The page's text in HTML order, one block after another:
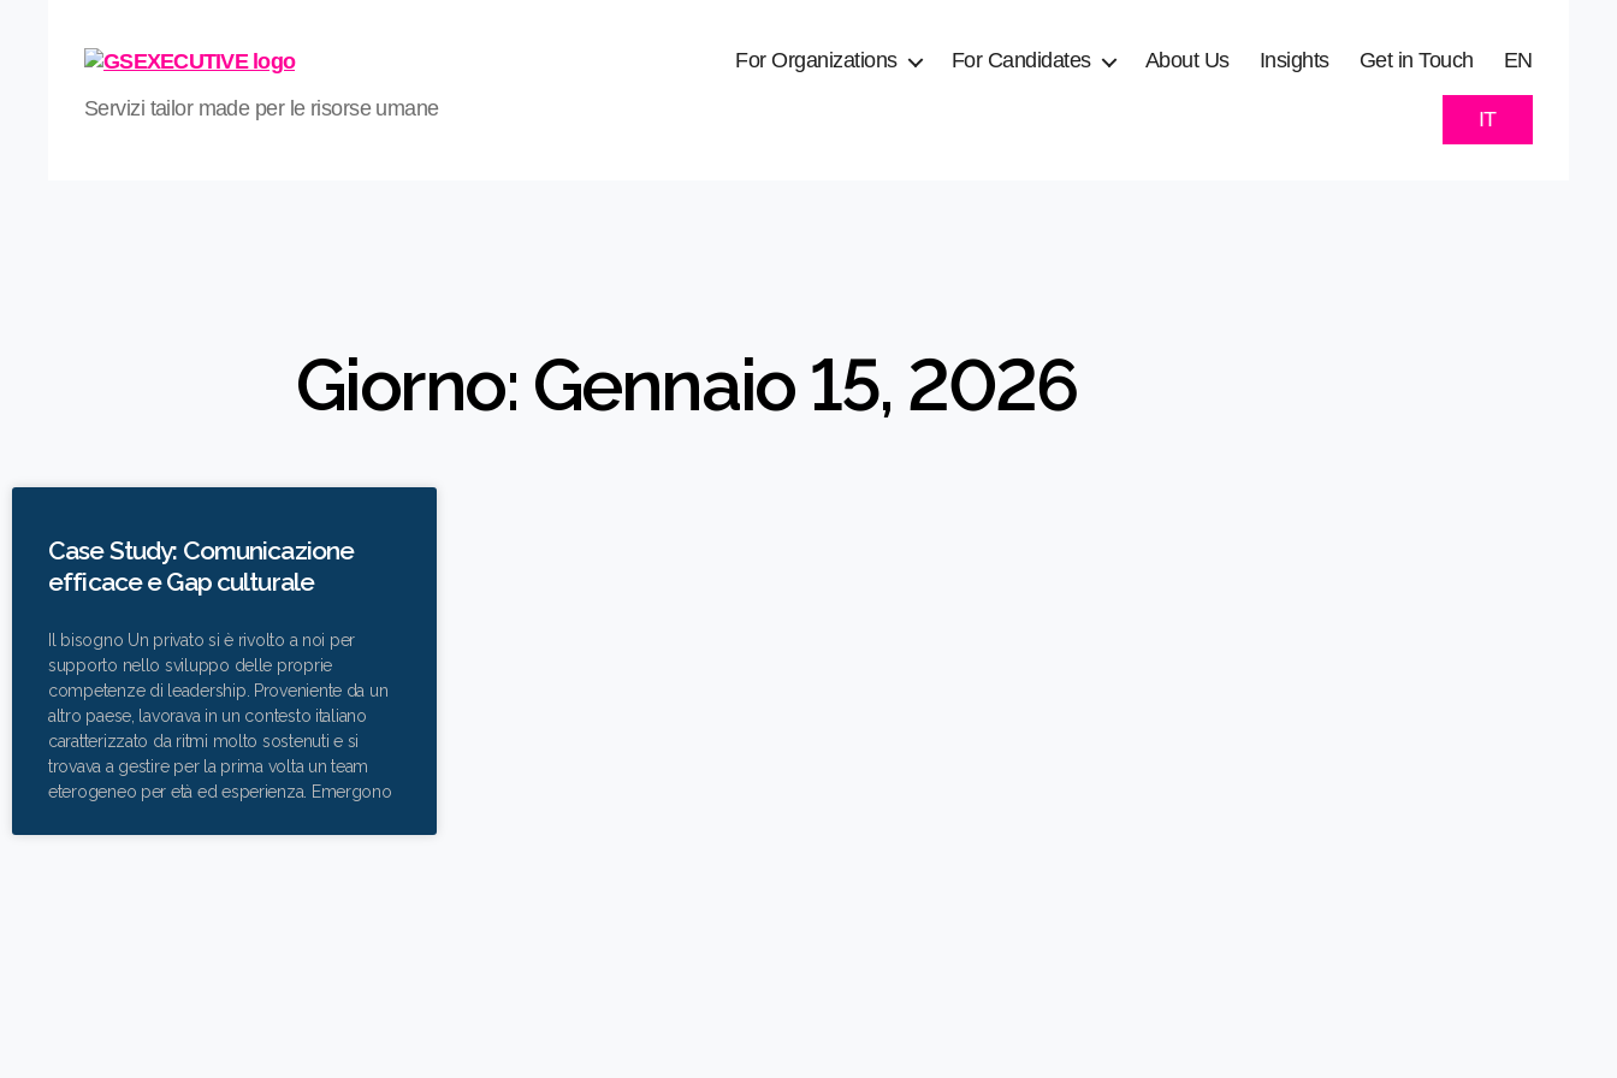
Servizi tailor made per le risorse umane
For Organizations For Candidates About Us Insights Get in Touch EN
IT
Giorno: Gennaio 15, 2026
Case Study: Comunicazione
efficace e Gap culturale
Il bisogno Un privato si è rivolto a noi per
supporto nello sviluppo delle proprie
competenze di leadership. Proveniente da un
altro paese, lavorava in un contesto italiano
caratterizzato da ritmi molto sostenuti e si
trovava a gestire per la prima volta un team
eterogeneo per età ed esperienza. Emergono